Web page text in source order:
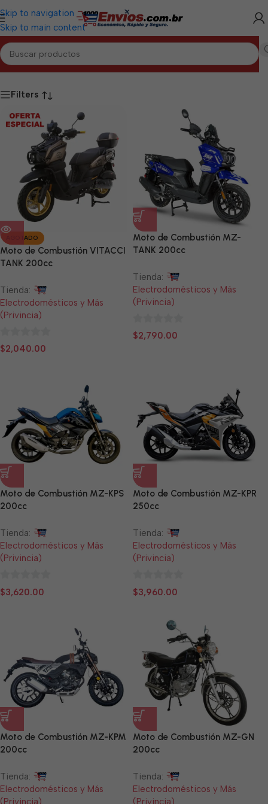
Skip to navigation
Skip to main content
Inicio/ARTEMISA/Motos de Combustión Artemisa
Filters
AGOTADO
Moto de Combustión VITACCI
TANK 200cc
Tienda:
Electrodomésticos y Más
(Privincia)
0
$2,040.00
Moto de Combustión MZ-
TANK 200cc
Tienda:
Electrodomésticos y Más
(Privincia)
0
$2,790.00
Moto de Combustión MZ-KPS
200cc
Tienda:
Electrodomésticos y Más
(Privincia)
0
$3,620.00
Moto de Combustión MZ-KPR
250cc
Tienda:
Electrodomésticos y Más
(Privincia)
0
$3,960.00
Moto de Combustión MZ-KPM
200cc
Tienda:
Electrodomésticos y Más
(Privincia)
Moto de Combustión MZ-GN
200cc
Tienda:
Electrodomésticos y Más
(Privincia)